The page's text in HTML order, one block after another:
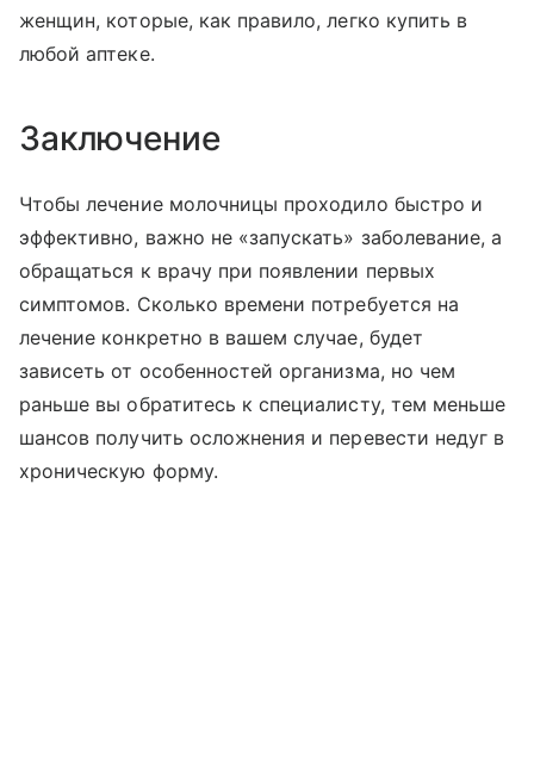
женщин, которые, как правило, легко купить в
любой аптеке.
Заключение
Чтобы лечение молочницы проходило быстро и
эффективно, важно не «запускать» заболевание, а
обращаться к врачу при появлении первых
симптомов. Сколько времени потребуется на
лечение конкретно в вашем случае, будет
зависеть от особенностей организма, но чем
раньше вы обратитесь к специалисту, тем меньше
шансов получить осложнения и перевести недуг в
хроническую форму.